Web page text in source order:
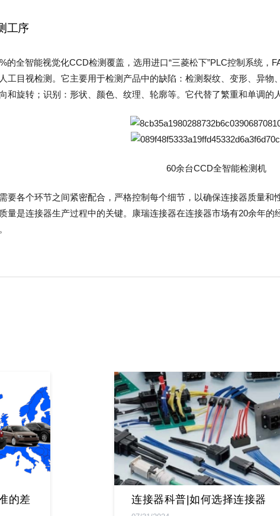
工序
的全智能视觉化CCD检测覆盖，选用进口“三菱松下”PLC控制系统，
工目视检测。它主要用于检测产品中的缺陷：检测裂纹、变形、异
和旋转；识别：形状、颜色、纹理、轮廓等。它代替了繁重和单调的
60余台CCD全智能检测机
要各个环节之间紧密配合，严格控制每个细节，以确保连接器质量和
量是连接器生产过程中的关键。康瑞连接器在连接器市场有20余年
的差
连接器科普|如何选择连接器